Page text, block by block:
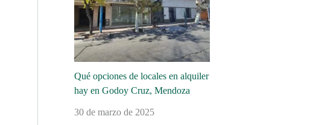
Qué opciones de locales en alquiler
hay en Godoy Cruz, Mendoza
30 de marzo de 2025